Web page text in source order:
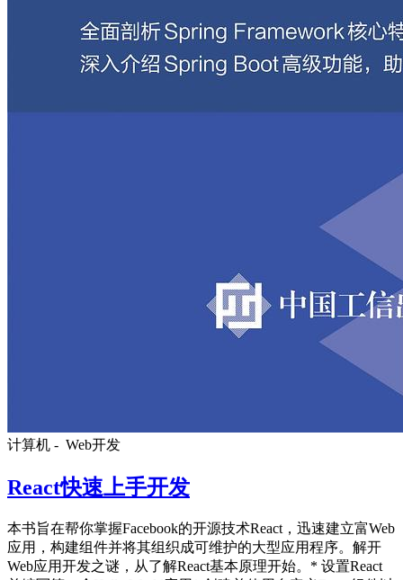
计算机 - Web开发
React快速上手开发
本书旨在帮你掌握Facebook的开源技术React，迅速建立富Web
应用，构建组件并将其组织成可维护的大型应用程序。解开
Web应用开发之谜，从了解React基本原理开始。* 设置React